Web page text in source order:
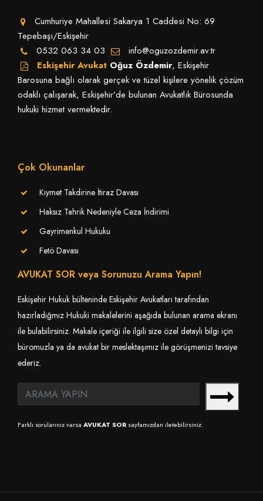
Cumhuriye Mahallesi Sakarya 1 Caddesi No: 69
Tepebaşı/Eskişehir
0532 063 34 03
info@oguzozdemir.av.tr
Eskişehir Avukat Oğuz Özdemir, Eskişehir
Barosuna bağlı olarak gerçek ve tüzel kişilere yönelik çözüm
odaklı çalışarak, Eskişehir’de bulunan Avukatlık Bürosunda
hukuki hizmet vermektedir.
Çok Okunanlar
Kıymet Takdirine İtiraz Davası
Haksız Tahrik Nedeniyle Ceza İndirimi
Gayrimenkul Hukuku
Fetö Davası
AVUKAT SOR veya Sorunuzu Arama Yapın!
Eskişehir Hukuk bülteninde Eskişehir Avukatları tarafından
hazırladığmız Hukuki makalelerini aşağıda bulunan arama ekranı
ile bulabilirsiniz. Makale içeriği ile ilgili size özel detaylı bilgi için
büromuzla ya da avukat bir meslektaşımız ile görüşmenizi tavsiye
ederiz.
Farklı sorularınız varsa AVUKAT SOR sayfamızdan iletebilirsiniz.